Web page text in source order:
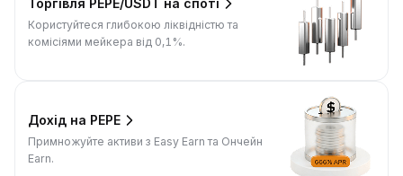
Торгівля PEPE/USDT на споті
Користуйтеся глибокою ліквідністю та
комісіями мейкера від 0,1%.
Дохід на PEPE
Примножуйте активи з Easy Earn та Ончейн
Earn.